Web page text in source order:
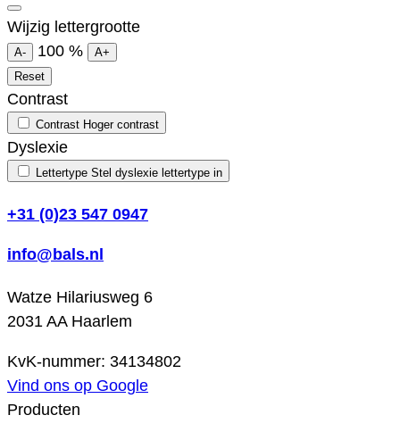
Wijzig lettergrootte
A- 100 %
A+
Reset
Contrast
Contrast Hoger contrast
Dyslexie
Lettertype Stel dyslexie lettertype in
+31 (0)23 547 0947
info@bals.nl
Watze Hilariusweg 6
2031 AA Haarlem
KvK-nummer: 34134802
Vind ons op Google
Producten